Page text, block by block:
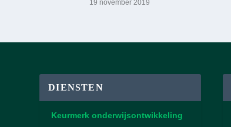
19 november 2019
DIENSTEN
Keurmerk onderwijsontwikkeling